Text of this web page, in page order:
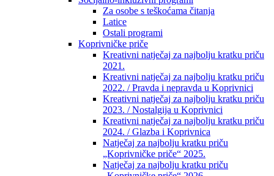
Za osobe s teškoćama čitanja
Latice
Ostali programi
Koprivničke priče
Kreativni natječaj za najbolju kratku priču
2021.
Kreativni natječaj za najbolju kratku priču
2022. / Pravda i nepravda u Koprivnici
Kreativni natječaj za najbolju kratku priču
2023. / Nostalgija u Koprivnici
Kreativni natječaj za najbolju kratku priču
2024. / Glazba i Koprivnica
Natječaj za najbolju kratku priču
„Koprivničke priče“ 2025.
Natječaj za najbolju kratku priču